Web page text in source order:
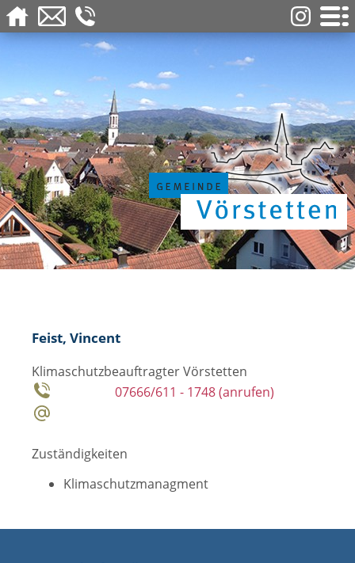
Feist, Vincent
Klimaschutzbeauftragter Vörstetten
07666/611 - 1748
Zuständigkeiten
Klimaschutzmanagment